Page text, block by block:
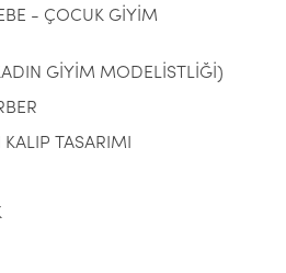
- ÇOCUK GİYİM
GİYİM MODELİSTLİĞİ)
TASARIMI